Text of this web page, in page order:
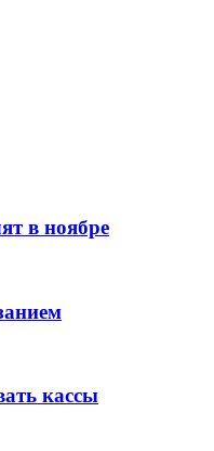
в ноябре
кассы